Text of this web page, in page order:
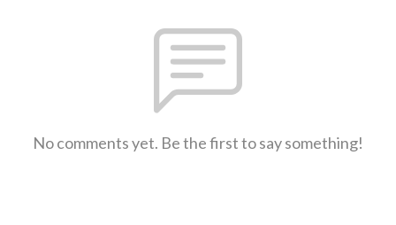
No comments yet. Be the first to say something!